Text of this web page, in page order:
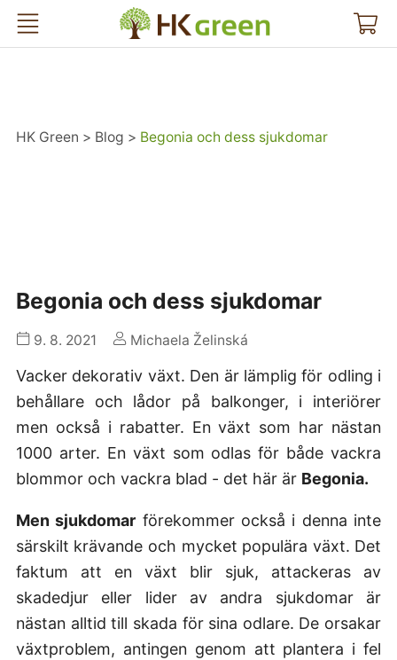
HK Green
HK Green Blog Begonia och dess sjukdomar
Begonia och dess sjukdomar
9. 8. 2021 Michaela Želinská
Vacker dekorativ växt. Den är lämplig för odling i
behållare och lådor på balkonger, i interiörer
men också i rabatter. En växt som har nästan
1000 arter. En växt som odlas för både vackra
blommor och vackra blad - det här är Begonia.
Men sjukdomar förekommer också i denna inte
särskilt krävande och mycket populära växt. Det
faktum att en växt blir sjuk, attackeras av
skadedjur eller lider av andra sjukdomar är
nästan alltid till skada för sina odlare. De orsakar
växtproblem, antingen genom att plantera i fel